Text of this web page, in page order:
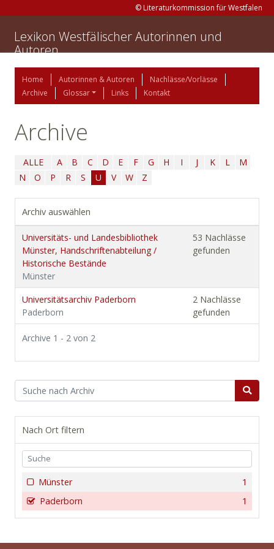
© Literaturkommission für Westfalen
Lexikon Westfälischer Autorinnen und
Autoren
Home Autorinnen & Autoren
Nachlässe/Vorlässe
Archive
Glossar Links Kontakt
Archive
ALLE A B C D E F G H I J K L
M
N
O P R S U V W Z
Archiv auswählen
Universitäts- und Landesbibliothek
Münster, Handschriftenabteilung /
Historische Bestände
Münster
53 Nachlässe
gefunden
Universitätsarchiv Paderborn
Paderborn
2 Nachlässe
gefunden
Archive 1 - 2 von 2
Nach Ort filtern
1
Münster
1
Paderborn